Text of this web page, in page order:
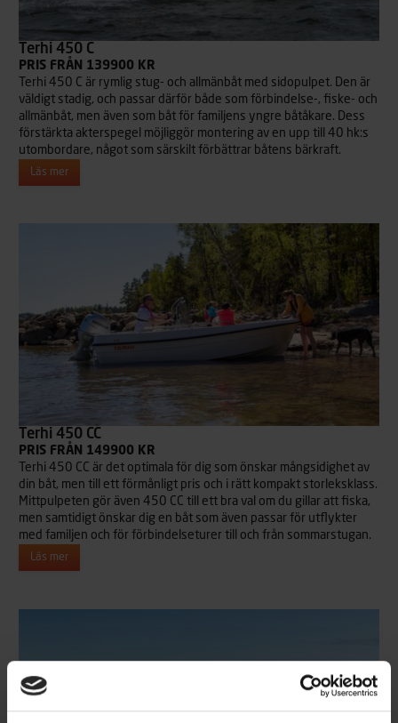
Terhi 450 C
PRIS FRÅN 139900 KR
Terhi 450 C är rymlig stug- och allmänbåt med sidopulpet. Den är
väldigt stadig, och passar därför både som förbindelse-, fiske- och
allmänbåt, men även som båt för familjens yngre båtåkare. Dess
förstärkta akterspegel möjliggör montering av en upp till 40 hk:s
utombordare, något som särskilt förbättrar båtens bärkraft.
Läs mer
Terhi 450 CC
PRIS FRÅN 149900 KR
Terhi 450 CC är det optimala för dig som önskar mångsidighet av
din båt, men till ett förmånligt pris och i rätt kompakt storleksklass.
Mittpulpeten gör även 450 CC till ett bra val om du gillar att fiska,
men samtidigt önskar dig en båt som även passar för utflykter
med familjen och för förbindelseturer till och från sommarstugan.
Läs mer